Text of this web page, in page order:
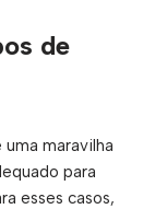
de
uma maravilha
para
esses casos,